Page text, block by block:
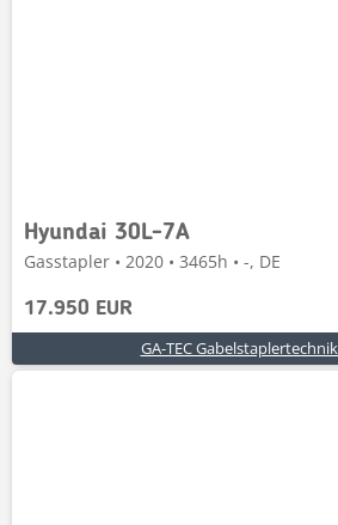
Hyundai 30L-7A
Gasstapler • 2020 • 3465h • -, DE
17.950 EUR
GA-TEC